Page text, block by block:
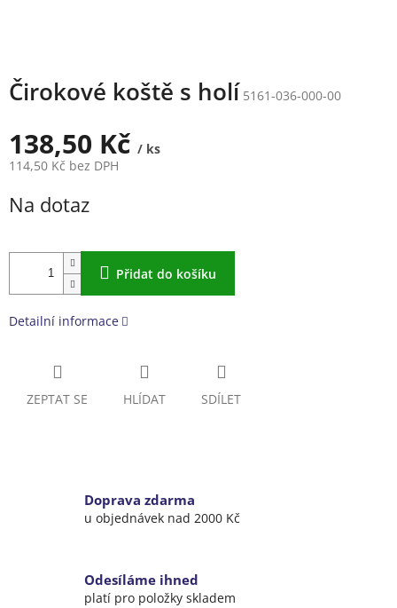
Čirokové koště s holí 5161-036-000-00
138,50 Kč / ks
114,50 Kč bez DPH
cena:
Na dotaz
Přidat do košíku
Detailní informace
ZEPTAT SE HLÍDAT SDÍLET
Doprava zdarma
u objednávek nad 2000 Kč
Odesíláme ihned
platí pro položky skladem